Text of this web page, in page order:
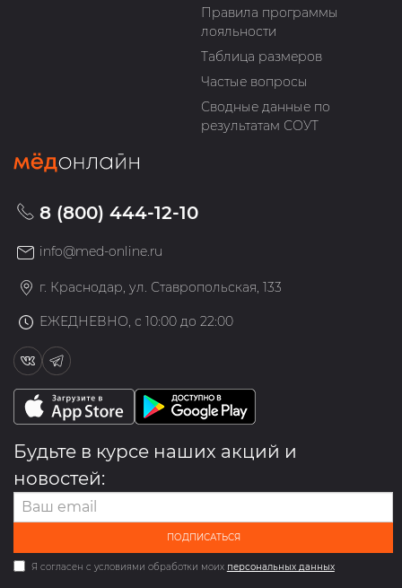
Правила программы
лояльности
Таблица размеров
Частые вопросы
Сводные данные по
результатам СОУТ
8 (800) 444-12-10
info@med-online.ru
г. Краснодар, ул. Ставропольская, 133
ЕЖЕДНЕВНО, с 10:00 до 22:00
Будьте в курсе наших акций и
новостей:
ПОДПИСАТЬСЯ
Я согласен с условиями обработки моих персональных данных